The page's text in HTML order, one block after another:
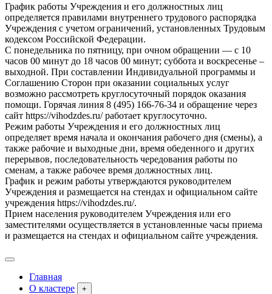
График работы Учреждения и его должностных лиц
определяется правилами внутреннего трудового распорядка
Учреждения с учетом ограничений, установленных Трудовым
кодексом Российской Федерации.
С понедельника по пятницу, при очном обращении — с 10
часов 00 минут до 18 часов 00 минут; суббота и воскресенье –
выходной. При составлении Индивидуальной программы и
Соглашению Сторон при оказании социальных услуг
возможно рассмотреть круглосуточный порядок оказания
помощи. Горячая линия 8 (495) 166-76-34 и обращение через
сайт https://vihodzdes.ru/ работает круглосуточно.
Режим работы Учреждения и его должностных лиц
определяет время начала и окончания рабочего дня (смены), а
также рабочие и выходные дни, время обеденного и других
перерывов, последовательность чередования работы по
сменам, а также рабочее время должностных лиц.
График и режим работы утверждаются руководителем
Учреждения и размещается на стендах и официальном сайте
учреждения https://vihodzdes.ru/.
Прием населения руководителем Учреждения или его
заместителями осуществляется в установленные часы приема
и размещается на стендах и официальном сайте учреждения.
Главная
О кластере
+